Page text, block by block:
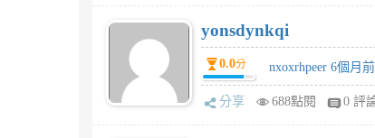
yonsdynkqi
0.0分 nxoxrhpeer 6個月前
分享 688點閱 0 評